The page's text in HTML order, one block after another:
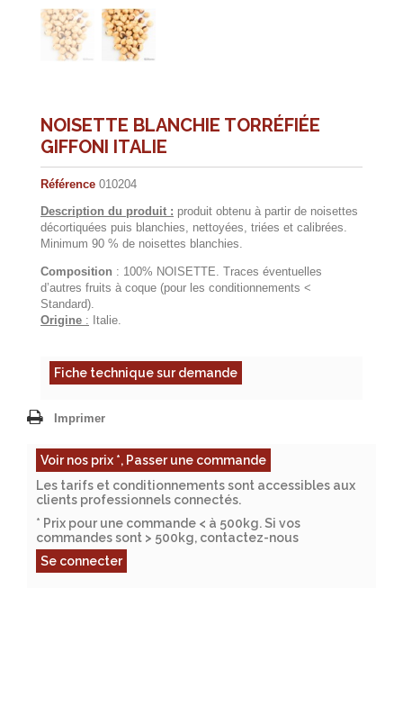
NOISETTE BLANCHIE TORRÉFIÉE
GIFFONI ITALIE
Référence 010204
Description du produit : produit obtenu à partir de noisettes
décortiquées puis blanchies, nettoyées, triées et calibrées.
Minimum 90 % de noisettes blanchies.
Composition : 100% NOISETTE. Traces éventuelles
d’autres fruits à coque (pour les conditionnements <
Standard).
Origine : Italie.
Fiche technique sur demande
Voir nos prix *, Passer une commande
Les tarifs et conditionnements sont accessibles aux
clients professionnels connectés.
* Prix pour une commande < à 500kg. Si vos
commandes sont > 500kg, contactez-nous
Se connecter
Imprimer